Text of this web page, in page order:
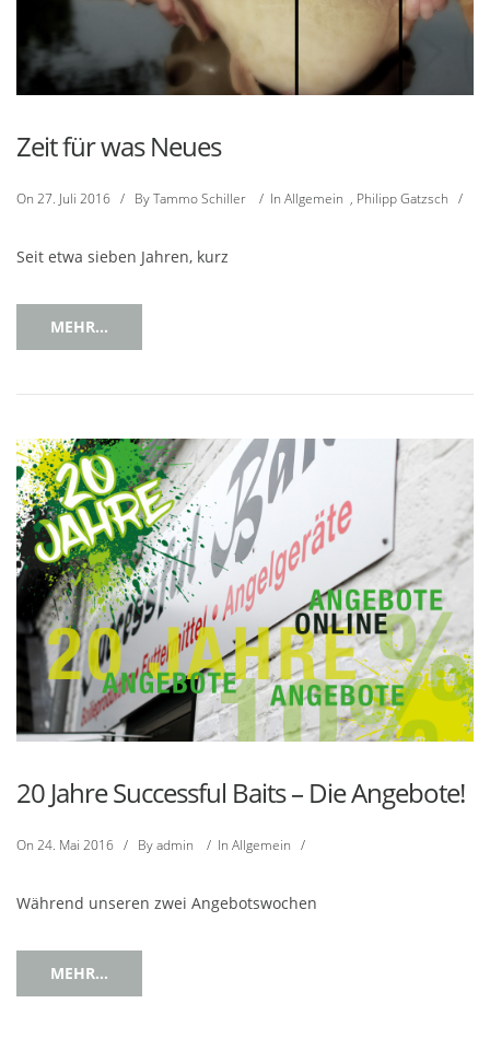
Zeit für was Neues
On 27. Juli 2016 / ByTammo Schiller / In Allgemein , Philipp Gatzsch /
Seit etwa sieben Jahren, kurz
MEHR...
20 Jahre Successful Baits – Die Angebote!
On 24. Mai 2016 / Byadmin / In Allgemein /
Während unseren zwei Angebotswochen
MEHR...